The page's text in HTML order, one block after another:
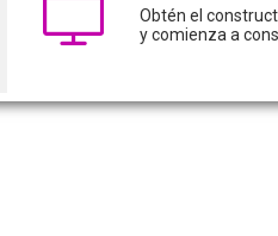
Obtén el
y comienza a